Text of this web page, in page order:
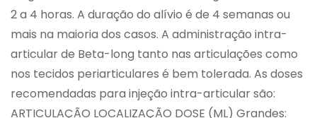
2 a 4 horas. A duração do alívio é de 4 semanas ou
mais na maioria dos casos. A administração intra-
articular de Beta-long tanto nas articulações como
nos tecidos periarticulares é bem tolerada. As doses
recomendadas para injeção intra-articular são:
ARTICULAÇÃO LOCALIZAÇÃO DOSE (ML) Grandes: